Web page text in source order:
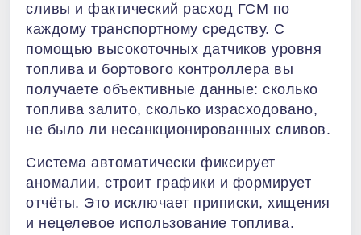
сливы и фактический расход ГСМ по
каждому транспортному средству. С
помощью высокоточных датчиков уровня
топлива и бортового контроллера вы
получаете объективные данные: сколько
топлива залито, сколько израсходовано,
не было ли несанкционированных сливов.
Система автоматически фиксирует
аномалии, строит графики и формирует
отчёты. Это исключает приписки, хищения
и нецелевое использование топлива.